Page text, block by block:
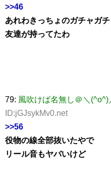
>>46
あれわきっちょのガチャガ
友達が持ってたわ
79: 風吹けば名無し＠＼(^o^)
ID:jGJsykMv0.net
>>56
役物の線全部抜いたやで
リール音もヤバいけど